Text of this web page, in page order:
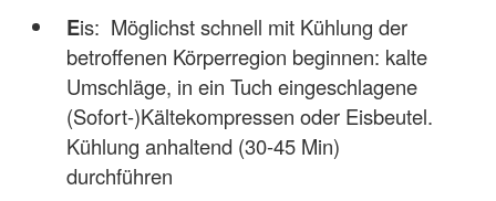
Eis: Möglichst schnell mit Kühlung der
betroffenen Körperregion beginnen: kalte
Umschläge, in ein Tuch eingeschlagene
(Sofort-)Kältekompressen oder Eisbeutel.
Kühlung anhaltend (30-45 Min)
durchführen